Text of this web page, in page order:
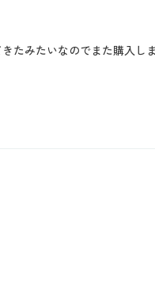
みたいなのでまた購入し